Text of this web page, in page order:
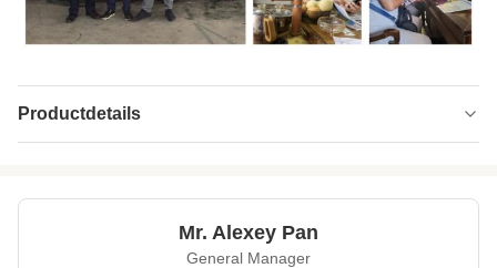
Productdetails
Hot Plate Size: 1500*1500mm
Elektrische verwarming
Mr. Alexey Pan
General Manager